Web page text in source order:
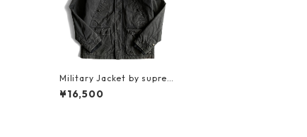
Military Jacket by suprem
e
¥16,500